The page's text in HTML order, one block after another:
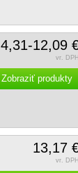
4,31-12,09
vr. DPH
Zobraziť produkty
13,17
vr. DPH